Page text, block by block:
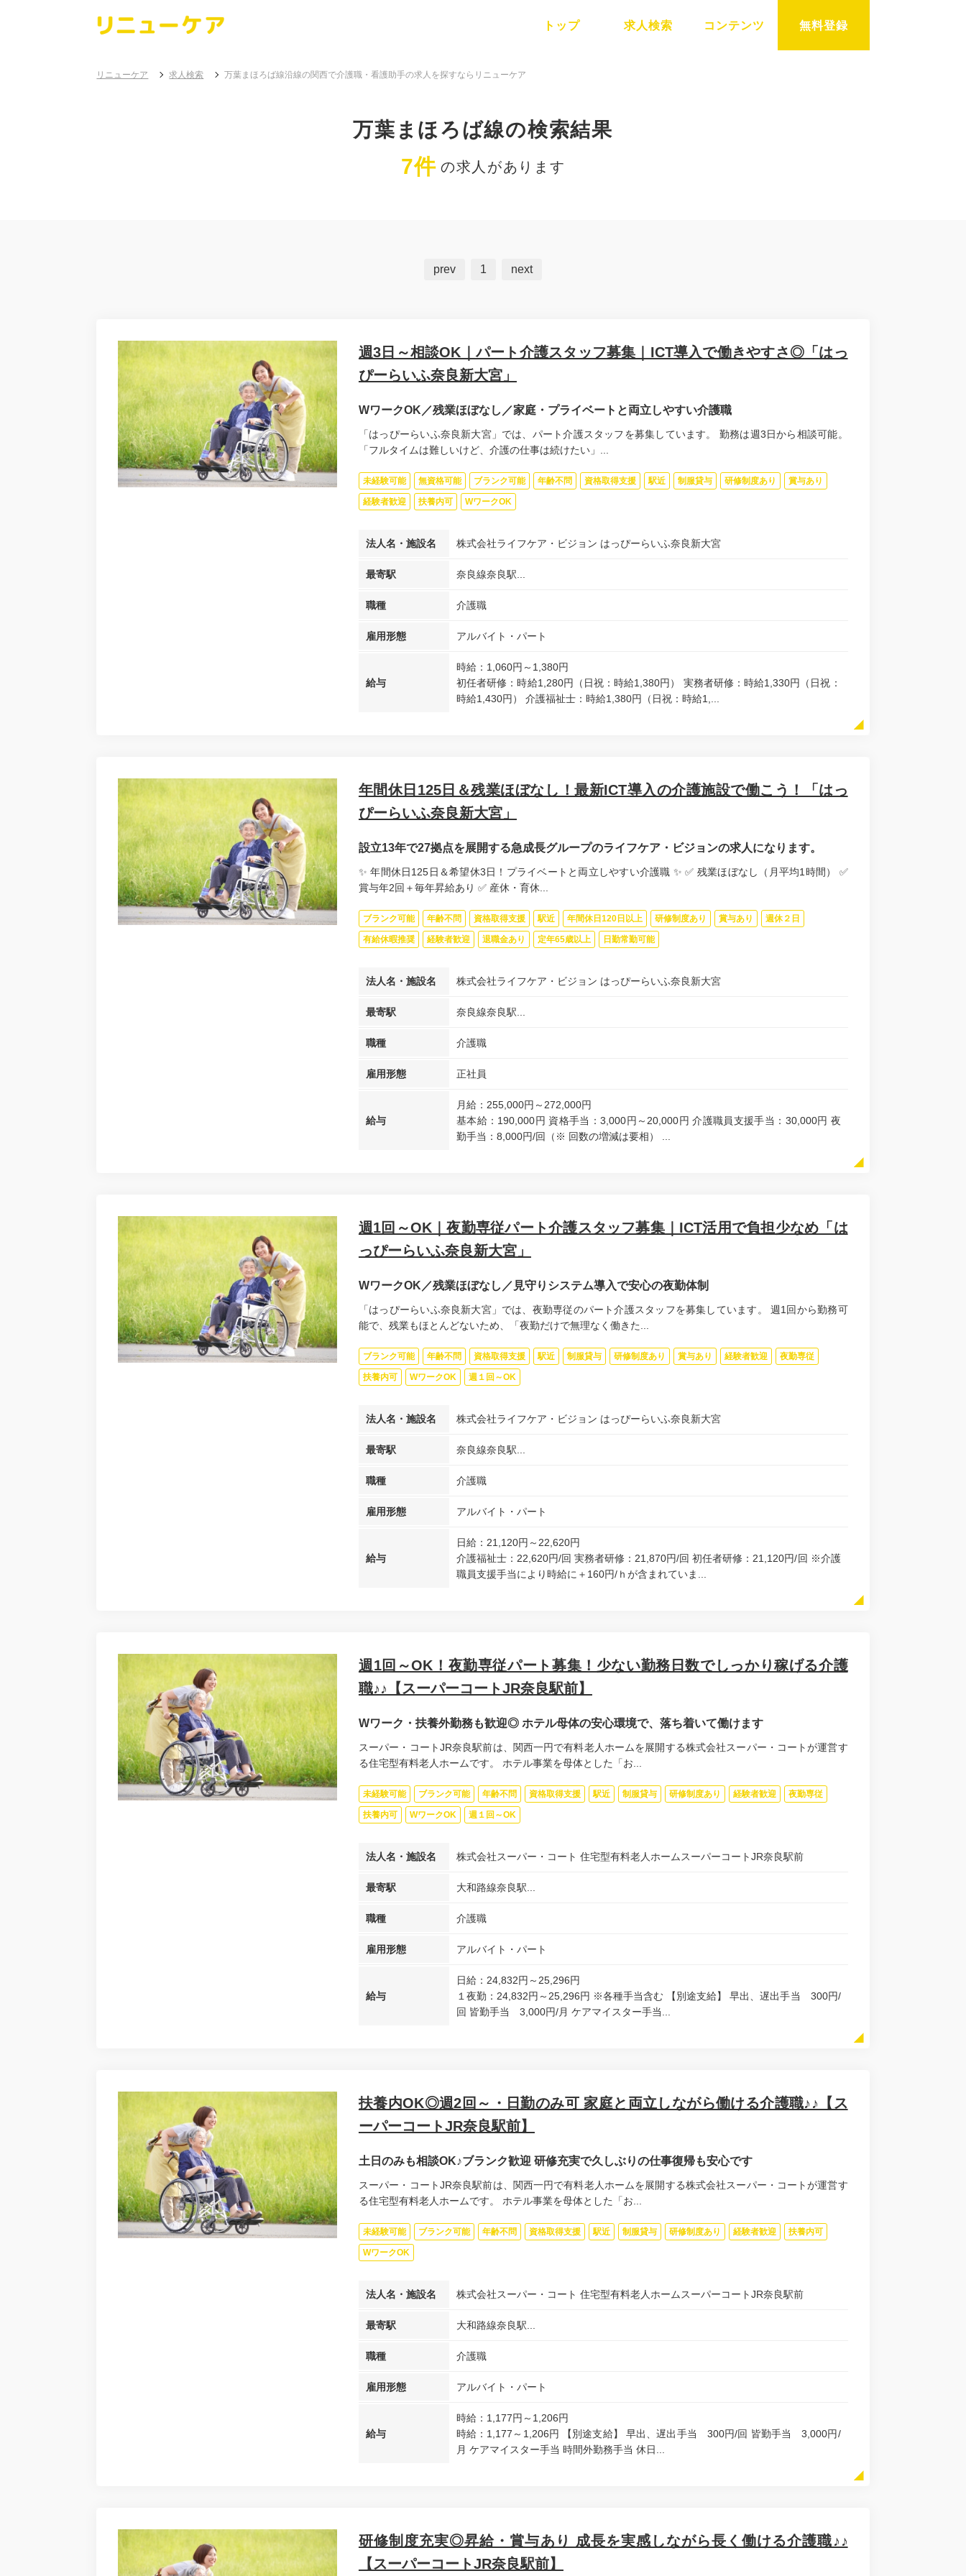
トップ 求人検索 コンテンツ 無料登録
リニューケア 求人検索 万葉まほろば線沿線の関西で介護職・看護助手の求人を探すならリニューケア
万葉まほろば線の検索結果
7件 の求人があります
prev 1 next
週3日～相談OK｜パート介護スタッフ募集｜ICT導入で働きやすさ◎「はっ
ぴーらいふ奈良新大宮」
WワークOK／残業ほぼなし／家庭・プライベートと両立しやすい介護職
「はっぴーらいふ奈良新大宮」では、パート介護スタッフを募集しています。 勤務は週3日から相談可能。
「フルタイムは難しいけど、介護の仕事は続けたい」...
未経験可能 無資格可能 ブランク可能 年齢不問 資格取得支援 駅近 制服貸与 研修制度あり 賞与あり
経験者歓迎 扶養内可 WワークOK
法人名・施設名 株式会社ライフケア・ビジョン はっぴーらいふ奈良新大宮
最寄駅 奈良線奈良駅...
職種 介護職
雇用形態 アルバイト・パート
給与
時給：1,060円～1,380円
初任者研修：時給1,280円（日祝：時給1,380円） 実務者研修：時給1,330円（日祝：
時給1,430円） 介護福祉士：時給1,380円（日祝：時給1,...
年間休日125日＆残業ほぼなし！最新ICT導入の介護施設で働こう！「はっ
ぴーらいふ奈良新大宮」
設立13年で27拠点を展開する急成長グループのライフケア・ビジョンの求人になります。
✨ 年間休日125日＆希望休3日！プライベートと両立しやすい介護職 ✨ ✅ 残業ほぼなし（月平均1時間） ✅
賞与年2回＋毎年昇給あり ✅ 産休・育休...
ブランク可能 年齢不問 資格取得支援 駅近 年間休日120日以上 研修制度あり 賞与あり 週休２日
有給休暇推奨 経験者歓迎 退職金あり 定年65歳以上 日勤常勤可能
法人名・施設名 株式会社ライフケア・ビジョン はっぴーらいふ奈良新大宮
最寄駅 奈良線奈良駅...
職種 介護職
雇用形態 正社員
給与
月給：255,000円～272,000円
基本給：190,000円 資格手当：3,000円～20,000円 介護職員支援手当：30,000円 夜
勤手当：8,000円/回（※ 回数の増減は要相） ...
週1回～OK｜夜勤専従パート介護スタッフ募集｜ICT活用で負担少なめ「は
っぴーらいふ奈良新大宮」
WワークOK／残業ほぼなし／見守りシステム導入で安心の夜勤体制
「はっぴーらいふ奈良新大宮」では、夜勤専従のパート介護スタッフを募集しています。 週1回から勤務可
能で、残業もほとんどないため、「夜勤だけで無理なく働きた...
ブランク可能 年齢不問 資格取得支援 駅近 制服貸与 研修制度あり 賞与あり 経験者歓迎 夜勤専従
扶養内可 WワークOK 週１回～OK
法人名・施設名 株式会社ライフケア・ビジョン はっぴーらいふ奈良新大宮
最寄駅 奈良線奈良駅...
職種 介護職
雇用形態 アルバイト・パート
給与
日給：21,120円～22,620円
介護福祉士：22,620円/回 実務者研修：21,870円/回 初任者研修：21,120円/回 ※介護
職員支援手当により時給に＋160円/ｈが含まれていま...
週1回～OK！夜勤専従パート募集！少ない勤務日数でしっかり稼げる介護
職♪♪【スーパーコートJR奈良駅前】
Wワーク・扶養外勤務も歓迎◎ ホテル母体の安心環境で、落ち着いて働けます
スーパー・コートJR奈良駅前は、関西一円で有料老人ホームを展開する株式会社スーパー・コートが運営す
る住宅型有料老人ホームです。 ホテル事業を母体とした「お...
未経験可能 ブランク可能 年齢不問 資格取得支援 駅近 制服貸与 研修制度あり 経験者歓迎 夜勤専従
扶養内可 WワークOK 週１回～OK
法人名・施設名 株式会社スーパー・コート 住宅型有料老人ホームスーパーコートJR奈良駅前
最寄駅 大和路線奈良駅...
職種 介護職
雇用形態 アルバイト・パート
給与
日給：24,832円～25,296円
１夜勤：24,832円～25,296円 ※各種手当含む 【別途支給】 早出、遅出手当 300円/
回 皆勤手当 3,000円/月 ケアマイスター手当...
扶養内OK◎週2回～・日勤のみ可 家庭と両立しながら働ける介護職♪♪【ス
ーパーコートJR奈良駅前】
土日のみも相談OK♪ブランク歓迎 研修充実で久しぶりの仕事復帰も安心です
スーパー・コートJR奈良駅前は、関西一円で有料老人ホームを展開する株式会社スーパー・コートが運営す
る住宅型有料老人ホームです。 ホテル事業を母体とした「お...
未経験可能 ブランク可能 年齢不問 資格取得支援 駅近 制服貸与 研修制度あり 経験者歓迎 扶養内可
WワークOK
法人名・施設名 株式会社スーパー・コート 住宅型有料老人ホームスーパーコートJR奈良駅前
最寄駅 大和路線奈良駅...
職種 介護職
雇用形態 アルバイト・パート
給与
時給：1,177円～1,206円
時給：1,177～1,206円 【別途支給】 早出、遅出手当 300円/回 皆勤手当 3,000円/
月 ケアマイスター手当 時間外勤務手当 休日...
研修制度充実◎昇給・賞与あり 成長を実感しながら長く働ける介護職♪♪
【スーパーコートJR奈良駅前】